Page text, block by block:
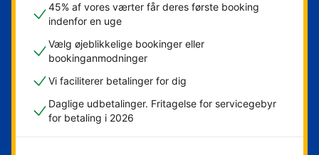
45% af vores værter får deres første booking
indenfor en uge
Vælg øjeblikkelige bookinger eller
bookinganmodninger
Vi faciliterer betalinger for dig
Daglige udbetalinger. Fritagelse for servicegebyr
for betaling i 2026